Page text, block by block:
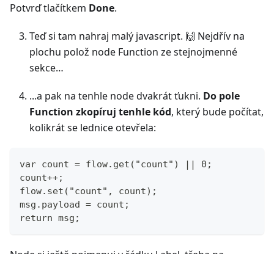
Potvrď tlačítkem Done.
Teď si tam nahraj malý javascript. 🙌 Nejdřív na
plochu polož node Function ze stejnojmenné
sekce…
...a pak na tenhle node dvakrát ťukni. Do pole
Function zkopíruj tenhle kód, který bude počítat,
kolikrát se lednice otevřela:
var count = flow.get("count") || 0;
count++;
flow.set("count", count);
msg.payload = count;
return msg;